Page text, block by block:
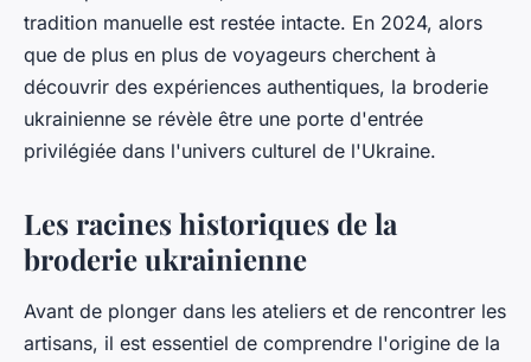
recommandés ?
Maëlys •
tradition manuelle est restée intacte. En 2024, alors
que de plus en plus de voyageurs cherchent à
découvrir des expériences authentiques, la broderie
ukrainienne se révèle être une porte d'entrée
privilégiée dans l'univers culturel de l'Ukraine.
Les racines historiques de la
broderie ukrainienne
Avant de plonger dans les ateliers et de rencontrer les
artisans, il est essentiel de comprendre l'origine de la